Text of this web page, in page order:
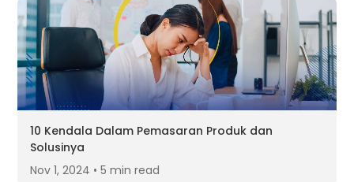
10 Kendala Dalam Pemasaran Produk dan
Solusinya
Nov 1, 2024 • 5 min read